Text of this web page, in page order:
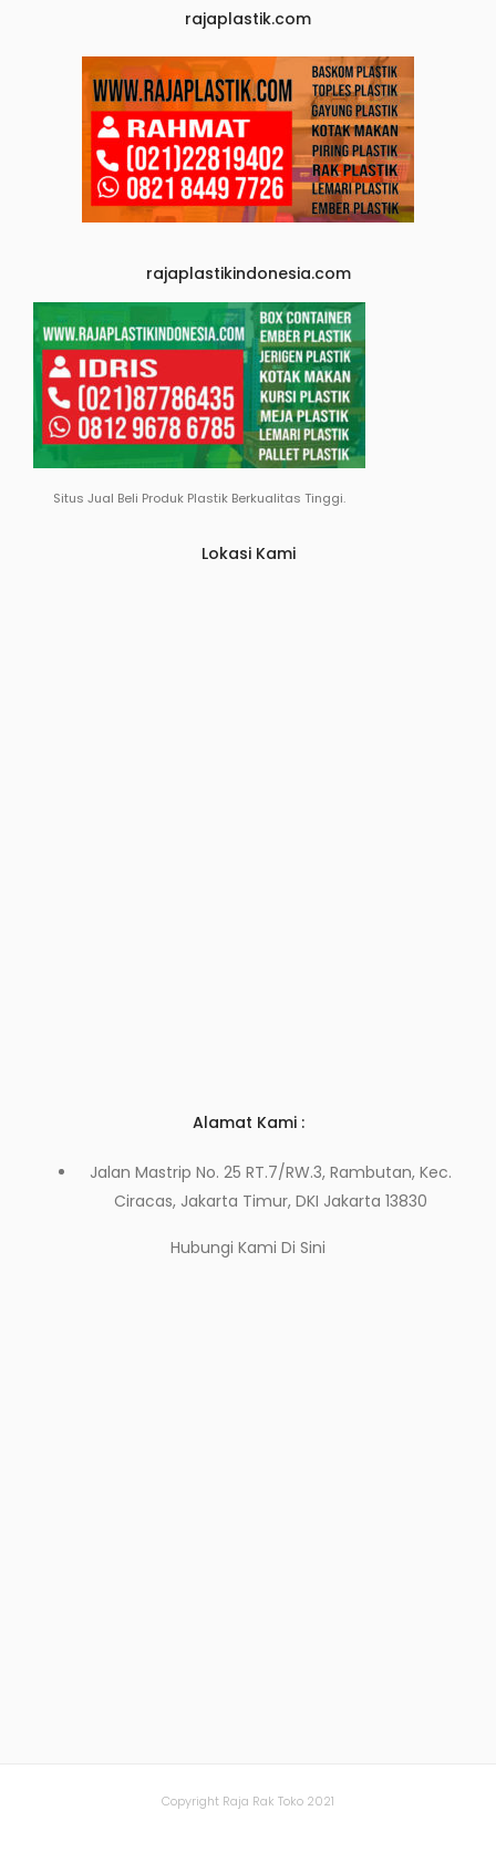
rajaplastik.com
rajaplastikindonesia.com
Situs Jual Beli Produk Plastik Berkualitas Tinggi.
Lokasi Kami
Alamat Kami :
Jalan Mastrip No. 25 RT.7/RW.3, Rambutan, Kec.
Ciracas, Jakarta Timur, DKI Jakarta 13830
Hubungi Kami Di Sini
Copyright Raja Rak Toko 2021